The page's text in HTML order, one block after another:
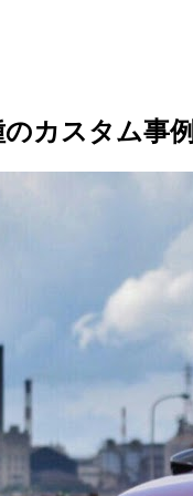
カスタム事例